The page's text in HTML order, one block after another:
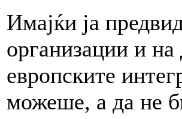
Имајќи ја
организации и
европските
можеше, а да не